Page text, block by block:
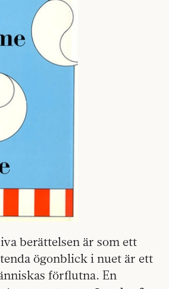
berättelsen är som ett
ögonblick i nuet är ett
förflutna. En